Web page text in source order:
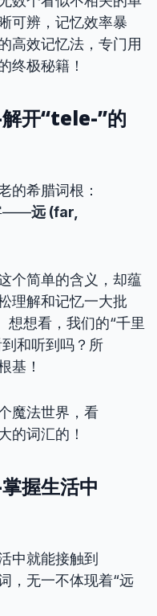
可辨，记忆效率暴
高效记忆法，专门用
终极秘籍！
开“tele-”的
的希腊词根：
——远 (far,
个简单的含义，却蕴
理解和记忆一大批
想想看，我们的“千里
和听到吗？所
基！
魔法世界，看
的词汇的！
握生活中
中就能接触到
，无一不体现着“远